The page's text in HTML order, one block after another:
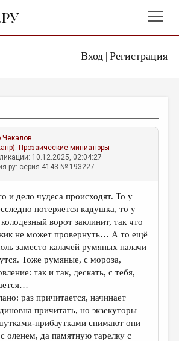
Вход| Регистрация
Чекалов
Прозаические миниатюры
10.12.2025, 02:04:27
серия 4143 № 193227
и дело чудеса происходят. То у
потеряется кадушка, то у
ворот заклинит, так что
не может провернуть… А то ещё
заместо калачей румяных палачи
Тоже румяные, с мороза,
так и так, дескать, с тебя,
раз причитается, начинает
причитать, но экзекуторы
прибаутками снимают они
оленем, да памятную тарелку с